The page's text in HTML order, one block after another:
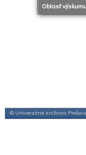
Oblasť
© Univerzitná knižnica